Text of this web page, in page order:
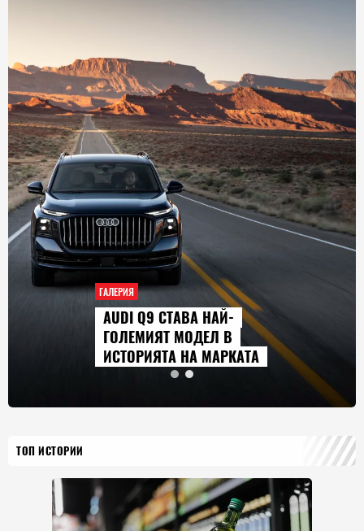
ГАЛЕРИЯ
AUDI Q9 СТАВА НАЙ-
ГОЛЕМИЯТ МОДЕЛ В
ИСТОРИЯТА НА МАРКАТА
ТОП ИСТОРИИ